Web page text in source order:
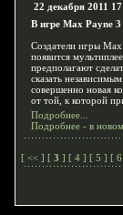
22 декабря 2011
В игре Max Payne
Создатели игры
появится
предполагают
сказать
совершенно новая
от той, к которой
Подробнее...
Подробнее - в новом
[ << ] [ 3 ] [ 4 ] [ 5 ] [ 6